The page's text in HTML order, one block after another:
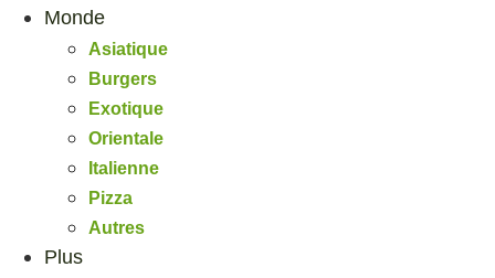
Monde
Asiatique
Burgers
Exotique
Orientale
Italienne
Pizza
Autres
Plus